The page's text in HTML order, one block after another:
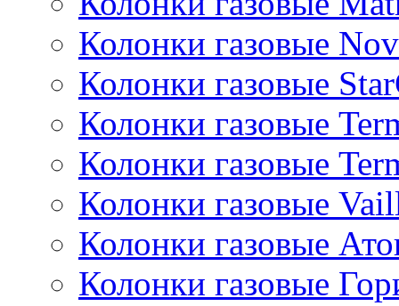
Колонки газовые
Колонки газовые
Колонки газовые
Колонки газовые
Колонки газовые
Колонки газовые
Колонки газовые